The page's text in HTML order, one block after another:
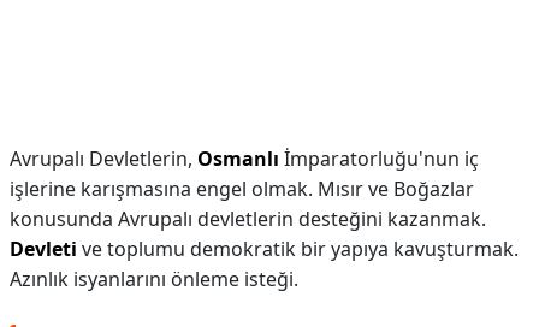
Avrupalı Devletlerin, Osmanlı İmparatorluğu'nun iç
işlerine karışmasına engel olmak. Mısır ve Boğazlar
konusunda Avrupalı devletlerin desteğini kazanmak.
Devleti ve toplumu demokratik bir yapıya kavuşturmak.
Azınlık isyanlarını önleme isteği.